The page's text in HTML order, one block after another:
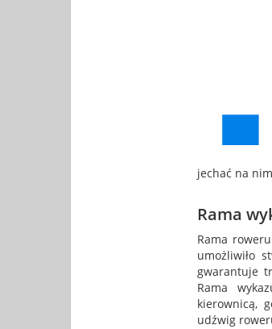
jechać na
Rama
Rama
umożliwiło
gwarantuje
Rama
kierownicą,
udźwig